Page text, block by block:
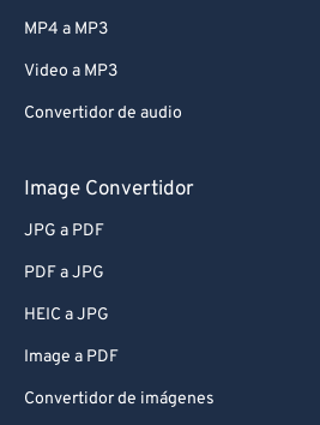
MP4 a MP3
Video a MP3
Convertidor de audio
Image Convertidor
JPG a PDF
PDF a JPG
HEIC a JPG
Image a PDF
Convertidor de imágenes